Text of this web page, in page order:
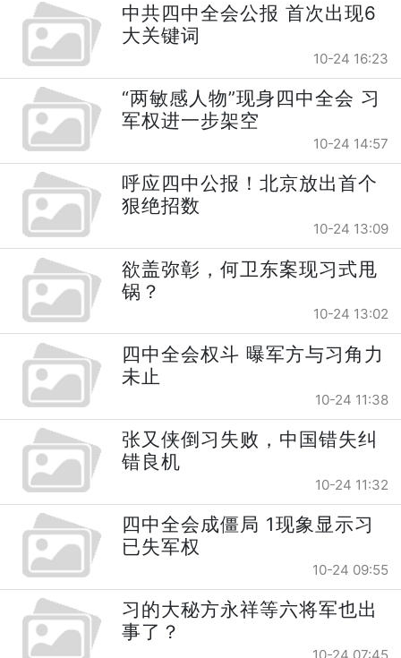
中共四中全会公报 首次出现6
大关键词
10-24 16:23
“两敏感人物”现身四中全会 习
军权进一步架空
10-24 14:57
呼应四中公报！北京放出首个
狠绝招数
10-24 13:09
欲盖弥彰，何卫东案现习式甩
锅？
10-24 13:02
四中全会权斗 曝军方与习角力
未止
10-24 11:38
张又侠倒习失败，中国错失纠
错良机
10-24 11:32
四中全会成僵局 1现象显示习
已失军权
10-24 09:55
习的大秘方永祥等六将军也出
事了？